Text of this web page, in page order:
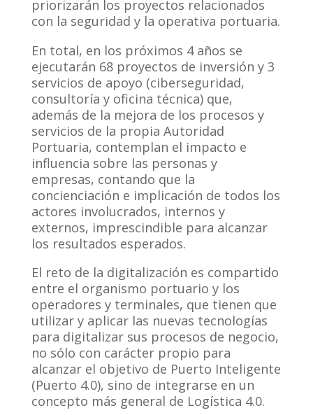
priorizarán los proyectos relacionados
con la seguridad y la operativa portuaria.
En total, en los próximos 4 años se
ejecutarán 68 proyectos de inversión y 3
servicios de apoyo (ciberseguridad,
consultoría y oficina técnica) que,
además de la mejora de los procesos y
servicios de la propia Autoridad
Portuaria, contemplan el impacto e
influencia sobre las personas y
empresas, contando que la
concienciación e implicación de todos los
actores involucrados, internos y
externos, imprescindible para alcanzar
los resultados esperados.
El reto de la digitalización es compartido
entre el organismo portuario y los
operadores y terminales, que tienen que
utilizar y aplicar las nuevas tecnologías
para digitalizar sus procesos de negocio,
no sólo con carácter propio para
alcanzar el objetivo de Puerto Inteligente
(Puerto 4.0), sino de integrarse en un
concepto más general de Logística 4.0.